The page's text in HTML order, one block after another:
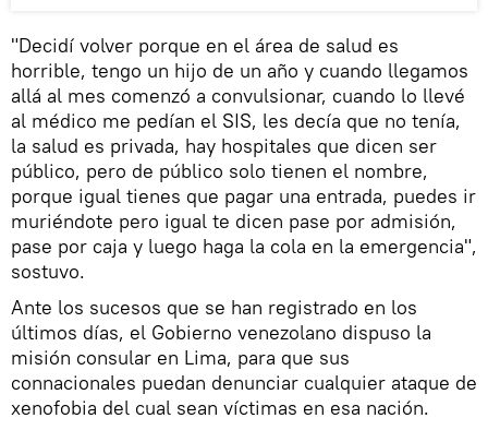
"Decidí volver porque en el área de salud es
horrible, tengo un hijo de un año y cuando llegamos
allá al mes comenzó a convulsionar, cuando lo llevé
al médico me pedían el SIS, les decía que no tenía,
la salud es privada, hay hospitales que dicen ser
público, pero de público solo tienen el nombre,
porque igual tienes que pagar una entrada, puedes ir
muriéndote pero igual te dicen pase por admisión,
pase por caja y luego haga la cola en la emergencia",
sostuvo.
Ante los sucesos que se han registrado en los
últimos días, el Gobierno venezolano dispuso la
misión consular en Lima, para que sus
connacionales puedan denunciar cualquier ataque de
xenofobia del cual sean víctimas en esa nación.